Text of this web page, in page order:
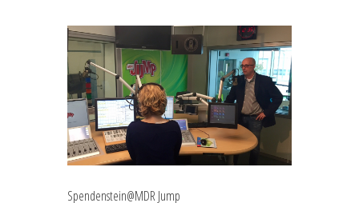
Spendenstein@MDR Jump